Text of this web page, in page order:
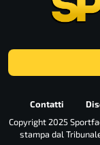
Contatti
Copyright 2025
stampa dal